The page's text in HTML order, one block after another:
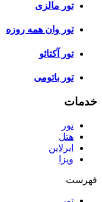
تور مالزی
تور وان همه روزه
تور آکتائو
تور باتومی
خدمات
تور
هتل
ایرلاین
ویزا
فهرست